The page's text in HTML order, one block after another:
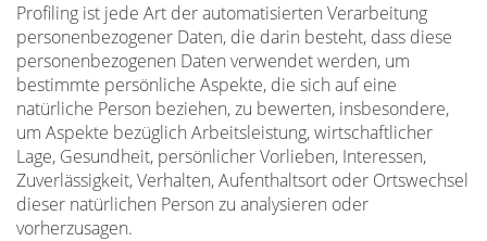
Profiling ist jede Art der automatisierten Verarbeitung
personenbezogener Daten, die darin besteht, dass diese
personenbezogenen Daten verwendet werden, um
bestimmte persönliche Aspekte, die sich auf eine
natürliche Person beziehen, zu bewerten, insbesondere,
um Aspekte bezüglich Arbeitsleistung, wirtschaftlicher
Lage, Gesundheit, persönlicher Vorlieben, Interessen,
Zuverlässigkeit, Verhalten, Aufenthaltsort oder Ortswechsel
dieser natürlichen Person zu analysieren oder
vorherzusagen.